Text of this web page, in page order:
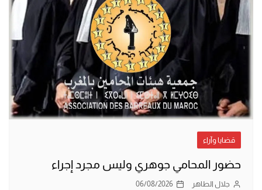
قضايا وآراء
حضور المحامي جوهري وليس مجرد إجراء
جلال الطاهر 06/08/2026